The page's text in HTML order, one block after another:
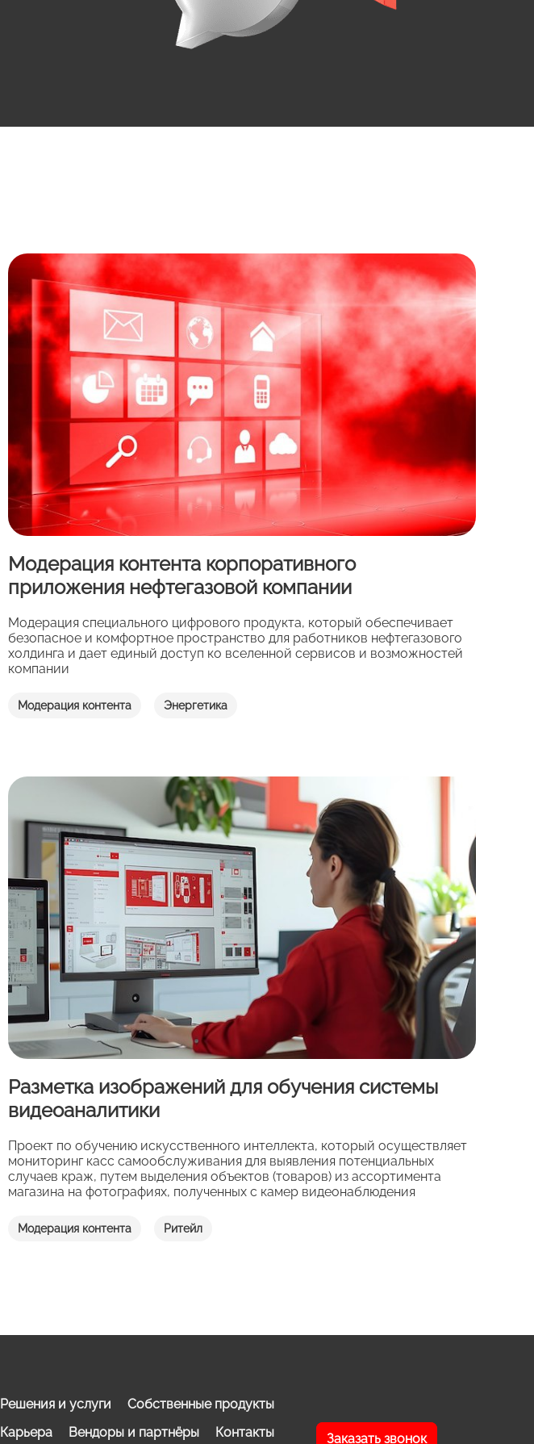
Модерация контента корпоративного
приложения нефтегазовой компании
Модерация специального цифрового продукта, который обеспечивает
безопасное и комфортное пространство для работников нефтегазового
холдинга и дает единый доступ ко вселенной сервисов и возможностей
компании
Модерация контента Энергетика
Разметка изображений для обучения системы
видеоаналитики
Проект по обучению искусственного интеллекта, который осуществляет
мониторинг касс самообслуживания для выявления потенциальных
случаев краж, путем выделения объектов (товаров) из ассортимента
магазина на фотографиях, полученных с камер видеонаблюдения
Модерация контента Ритейл
Решения и услуги
Собственные продукты
Карьера Вендоры и партнёры Контакты Заказать звонок